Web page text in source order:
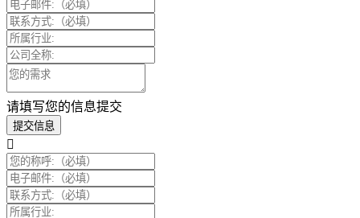
请填写您的信息提交
提交信息